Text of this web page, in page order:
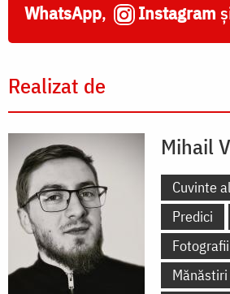
WhatsApp, Instagram
Realizat de
Mihail
Cuvinte
Predici
Fotografii